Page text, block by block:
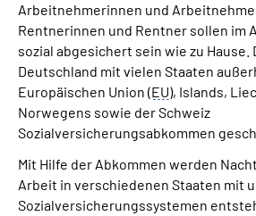
Language
Inhalte in Gebärdensprache (DGS)
Leichte Sprache
Mein
Arbeitnehmerinnen und
Rentnerinnen und Rentner sollen im
sozial abgesichert sein wie zu Hause.
Deutschland mit vielen Staaten
Europäischen Union (EU), Islands,
Norwegens sowie der Schweiz
Sozialversicherungsabkommen
Mit Hilfe der Abkommen werden
Arbeit in verschiedenen Staaten mit
Sozialversicherungssystemen